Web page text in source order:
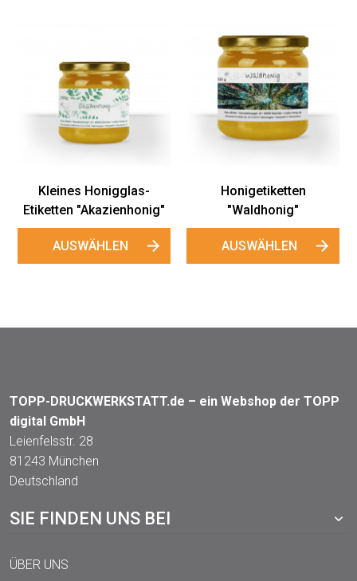
Honigetiketten
"Rapshonig"
AUSWÄHLEN
Rückseiten-
AUSWÄHLEN
TOPP-DRUCKWERKSTATT.de – ein Webshop der TOPP
digital GmbH
Leienfelsstr. 28
81243 München
Deutschland
SIE FINDEN UNS BEI
ÜBER UNS